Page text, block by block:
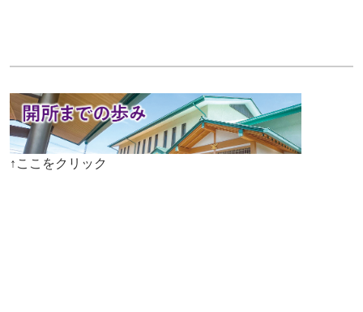
↑ここをクリック